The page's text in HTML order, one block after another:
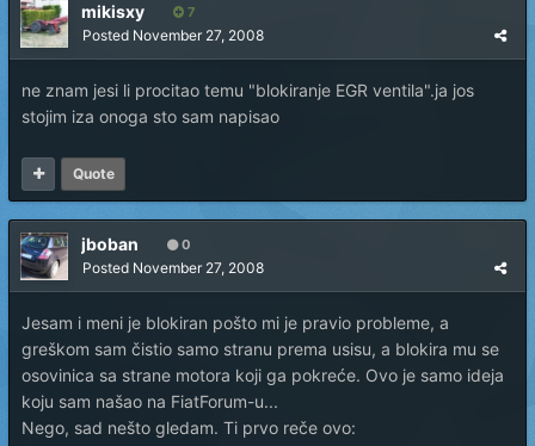
mikisxy 7
Posted November 27, 2008
ne znam jesi li procitao temu "blokiranje EGR ventila".ja jos
stojim iza onoga sto sam napisao
Quote
jboban 0
Posted November 27, 2008
Jesam i meni je blokiran pošto mi je pravio probleme, a
greškom sam čistio samo stranu prema usisu, a blokira mu se
osovinica sa strane motora koji ga pokreće. Ovo je samo ideja
koju sam našao na FiatForum-u...
Nego, sad nešto gledam. Ti prvo reče ovo: